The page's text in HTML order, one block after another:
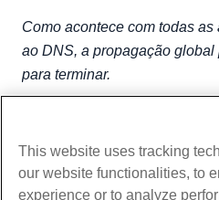
Como acontece com todas
ao DNS, a propagação
para terminar.
This website uses tracking
our website functionalities, to
experience or to analyze